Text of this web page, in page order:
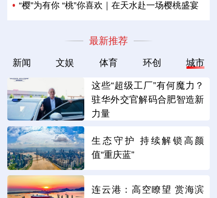
“樱”为有你 “桃”你喜欢｜在天水赴一场樱桃盛宴
最新推荐
新闻 文娱 体育 环创 城市
这些“超级工厂”有何魔力？
驻华外交官解码合肥智造新
力量
生态守护 持续解锁高颜
值“重庆蓝”
连云港：高空瞭望 赏海滨